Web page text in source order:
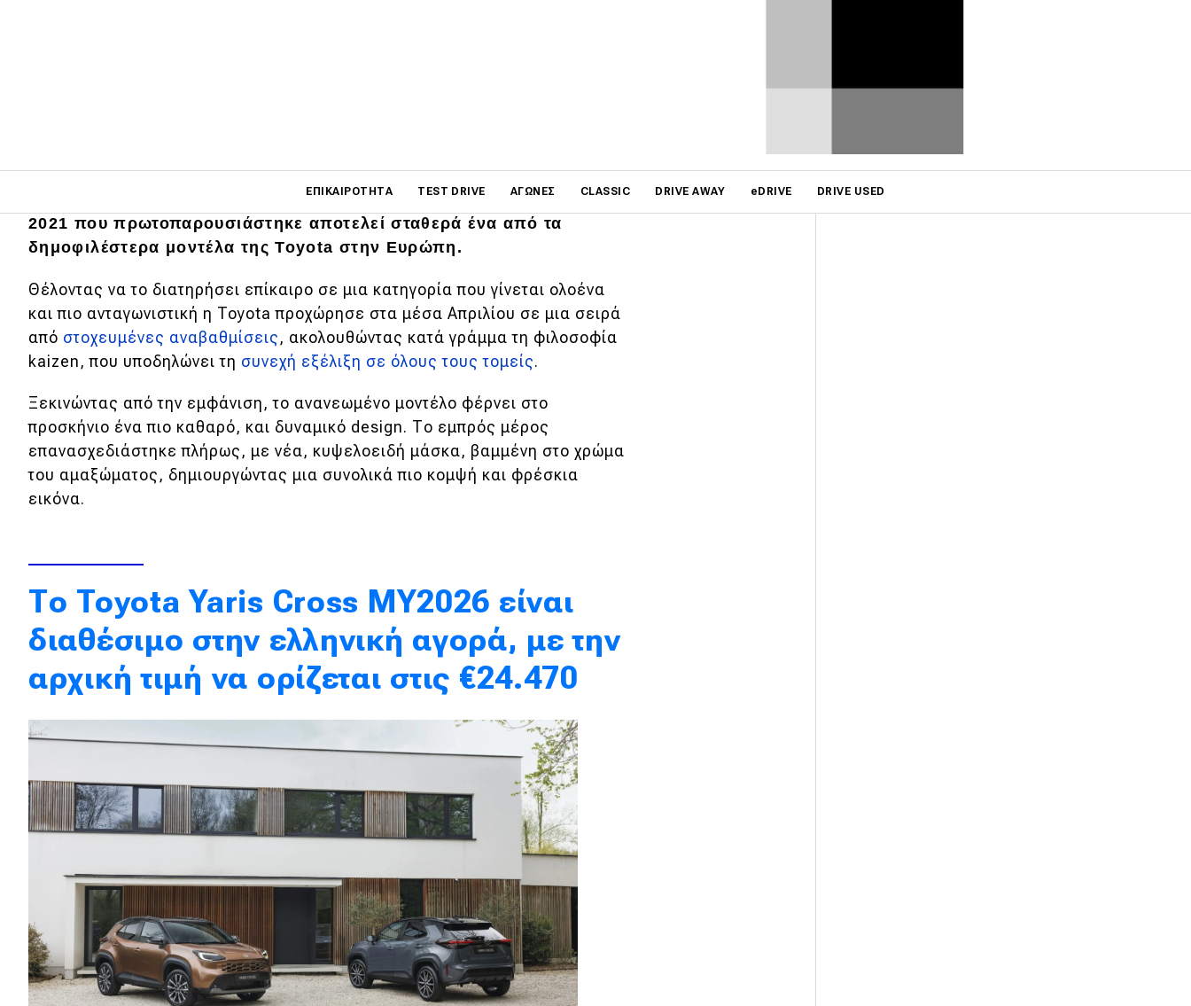
ΕΠΙΚΑΙΡΌΤΗΤΑ TEST DRIVE ΑΓΏΝΕΣ CLASSIC DRIVE AWAY eDRIVE DRIVE USED
Επικαιρότητα
Νέα μοντέλα
Πρωτότυπα
Κόσμος
Τεχνολογία
Ασφάλεια
Test Drive
Αποστολή
Αγώνες
Formula 1
WRC
Motorsport
Eco
Το Toyota Yaris Cross δεν χρειάζεται συστάσεις, μιας και από το
2021 που πρωτοπαρουσιάστηκε αποτελεί σταθερά ένα από τα
δημοφιλέστερα μοντέλα της Toyota στην Ευρώπη.
Θέλοντας να το διατηρήσει επίκαιρο σε μια κατηγορία που γίνεται ολοένα
και πιο ανταγωνιστική η Toyota προχώρησε στα μέσα Απριλίου σε μια σειρά
από στοχευμένες αναβαθμίσεις, ακολουθώντας κατά γράμμα τη φιλοσοφία
kaizen, που υποδηλώνει τη συνεχή εξέλιξη σε όλους τους τομείς.
Ξεκινώντας από την εμφάνιση, το ανανεωμένο μοντέλο φέρνει στο
προσκήνιο ένα πιο καθαρό, και δυναμικό design. Το εμπρός μέρος
επανασχεδιάστηκε πλήρως, με νέα, κυψελοειδή μάσκα, βαμμένη στο χρώμα
του αμαξώματος, δημιουργώντας μια συνολικά πιο κομψή και φρέσκια
εικόνα.
Tο Toyota Yaris Cross MY2026 είναι
διαθέσιμο στην ελληνική αγορά, με την
αρχική τιμή να ορίζεται στις €24.470